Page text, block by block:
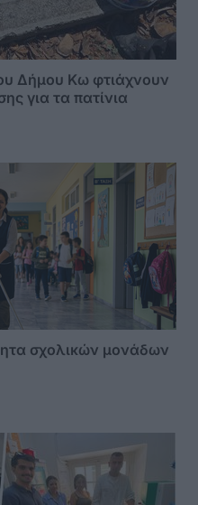
Δήμου Κω φτιάχνουν
για τα πατίνια
σχολικών μονάδων